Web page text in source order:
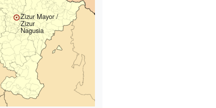
Zizur Mayor /
Zizur
Nagusia